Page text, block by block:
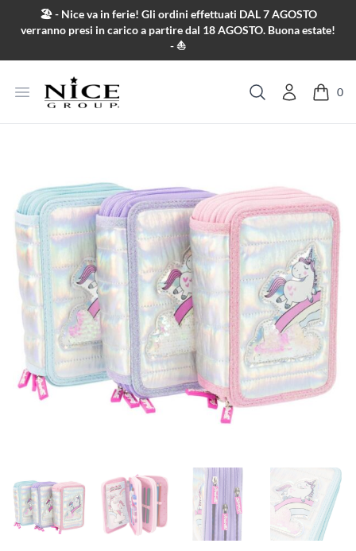
Salta al contenuto
🏖️ - Nice va in ferie! Gli ordini effettuati DAL 7 AGOSTO
verranno presi in carico a partire dal 18 AGOSTO. Buona estate!
- ⛵
Apri menu
Cerca
0